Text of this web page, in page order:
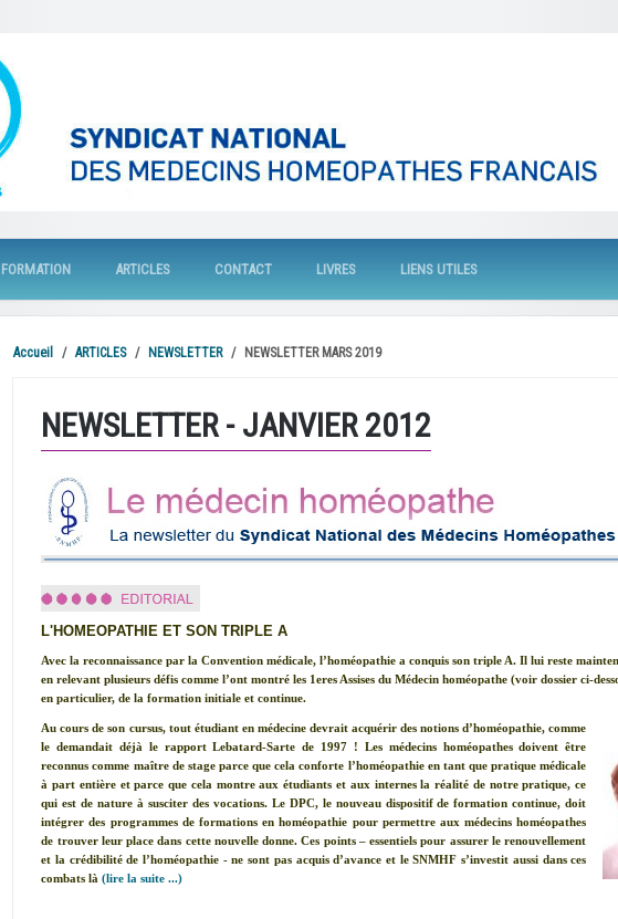
FORMATION ARTICLES CONTACT LIVRES LIENS UTILES
Accueil ARTICLES NEWSLETTER NEWSLETTER MARS 2019
NEWSLETTER - JANVIER 2012
L'HOMEOPATHIE ET SON TRIPLE A
Avec la reconnaissance par la Convention médicale, l’homéopathie a conquis son triple A. Il lui reste
en relevant plusieurs défis comme l’ont montré les 1eres Assises du Médecin homéopathe (voir dossier ci-
en particulier, de la formation initiale et continue.
Au cours de son cursus, tout étudiant en médecine devrait acquérir des notions d’homéopathie, comme
le demandait déjà le rapport Lebatard-Sarte de 1997 ! Les médecins homéopathes doivent être
reconnus comme maître de stage parce que cela conforte l’homéopathie en tant que pratique médicale
à part entière et parce que cela montre aux étudiants et aux internes la réalité de notre pratique, ce
qui est de nature à susciter des vocations. Le DPC, le nouveau dispositif de formation continue, doit
intégrer des programmes de formations en homéopathie pour permettre aux médecins homéopathes
de trouver leur place dans cette nouvelle donne. Ces points – essentiels pour assurer le renouvellement
et la crédibilité de l’homéopathie - ne sont pas acquis d’avance et le SNMHF s’investit aussi dans ces
combats là(lire la suite ...)